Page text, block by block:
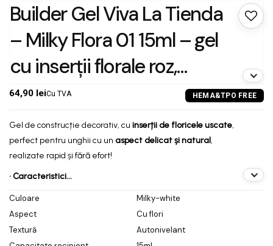
Builder Gel Viva La Tienda
– Milky Flora 01 15ml – gel
cu inserții florale roz,
autonivelant și rezistent,
pentru manichiuri rafinate
și romantice
64,90 leiCu TVA
Gel de construcție decorativ, cu inserții de floricele uscate,
perfect pentru unghii cu un aspect delicat și natural,
realizate rapid și fără efort!
• Caracteristici...
Culoare
Milky-white
Aspect
Cu flori
Textură
Autonivelant